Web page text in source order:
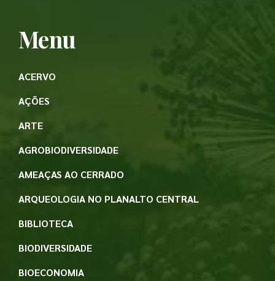
Menu
ACERVO
AÇÕES
ARTE
AGROBIODIVERSIDADE
AMEAÇAS AO CERRADO
ARQUEOLOGIA NO PLANALTO CENTRAL
BIBLIOTECA
BIODIVERSIDADE
BIOECONOMIA